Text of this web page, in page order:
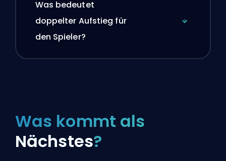
Was bedeutet
doppelter Aufstieg für
den Spieler?
Was kommt als
Nächstes?